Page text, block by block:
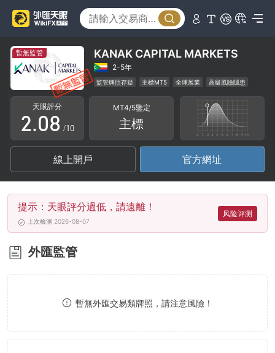
暫無監管 KANAK CAPITAL MARKETS
2-5年
監管牌照存疑 主標MT5 全球展業 高級風險隱患
天眼評分
0
1
2
3
4
5
6
7
8
.0
1
2
3
4
5
6
4
5
6
7
8
9
/10
MT4/5鑒定
主標
線上開戶 官方網址
提示：天眼評分過低，請遠離！
上次檢測 2026-08-07
风险评测
外匯監管
暫無外匯交易類牌照，請注意風險！